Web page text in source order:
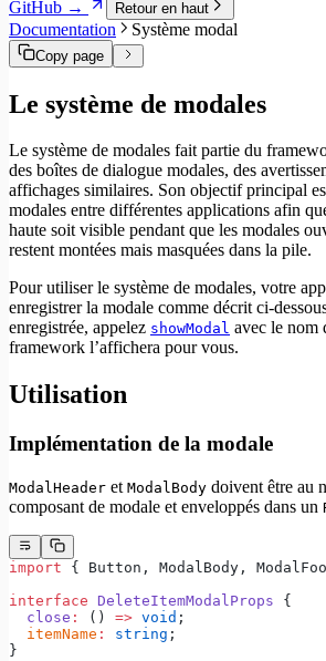
GitHub →
Retour en haut
Documentation Système modal
Copy page
Le système de modales
Le système de modales fait partie du
des boîtes de dialogue modales, des
affichages similaires. Son objectif principal
modales entre différentes applications afin
haute soit visible pendant que les modales
restent montées mais masquées dans la pile.
Pour utiliser le système de modales, votre
enregistrer la modale comme décrit ci-
enregistrée, appelez showModal avec le nom
framework l’affichera pour vous.
Utilisation
Implémentation de la modale
ModalHeader et ModalBody doivent être au
composant de modale et enveloppés dans un
import { Button, ModalBody,
interface DeleteItemModalProps {
  close
: () => void ;
  itemName
: string ;
}